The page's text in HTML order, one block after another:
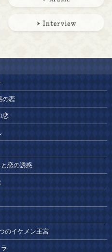
の恋
恋
恋の誘惑
のイケメン王宮